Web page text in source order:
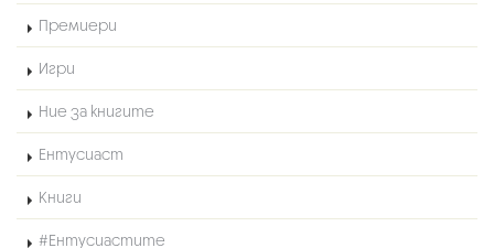
Премиери
Игри
Ние за книгите
Ентусиаст
Книги
#Ентусиастите